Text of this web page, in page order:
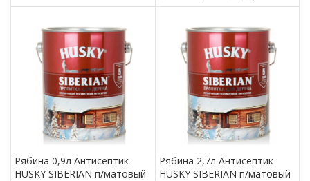
отделочной доской фасады,
(до 5 лет). Наносится на
отделочной доской фасады,
окна,
Рябина 0,9л Антисептик
HUSKY SIBERIAN п/матовый
Рябина 2,7л Антисептик
HUSKY SIBERIAN п/матовый